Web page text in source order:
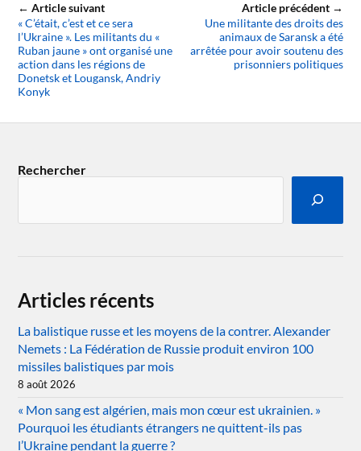
← Article suivant
« C’était, c’est et ce sera
l’Ukraine ». Les militants du «
Ruban jaune » ont organisé une
action dans les régions de
Donetsk et Lougansk, Andriy
Konyk
Article précédent →
Une militante des droits des
animaux de Saransk a été
arrêtée pour avoir soutenu des
prisonniers politiques
Rechercher
Articles récents
La balistique russe et les moyens de la contrer. Alexander
Nemets : La Fédération de Russie produit environ 100
missiles balistiques par mois
8 août 2026
« Mon sang est algérien, mais mon cœur est ukrainien. »
Pourquoi les étudiants étrangers ne quittent-ils pas
l’Ukraine pendant la guerre ?